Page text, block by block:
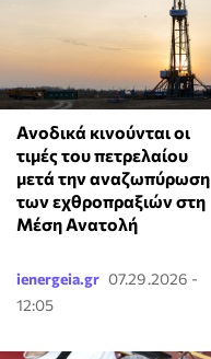
Ανοδικά κινούνται οι
τιμές του πετρελαίου
μετά την αναζωπύρωση
των εχθροπραξιών στη
Μέση Ανατολή
ienergeia.gr 07.29.2026 -
12:05